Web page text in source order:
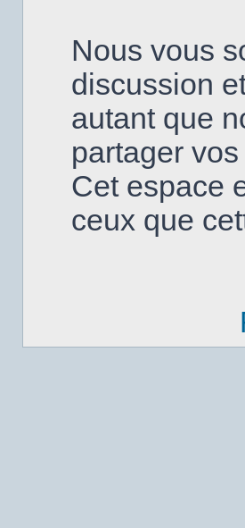
Nous vous
discussion
autant que
partager
Cet espace
ceux que